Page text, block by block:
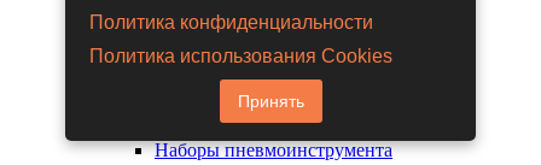
Гайковерты пневматические
Дрели пневматические
Другие пневмоинструменты
Заклепочники пневматические
Наборы пневмоинструмента
Политика конфиденциальности
Политика использования Cookies
Принять